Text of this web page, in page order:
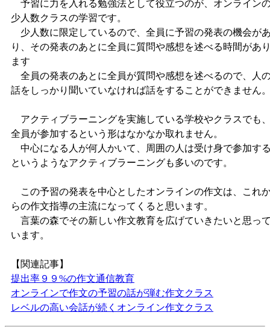
予習に力を入れる勉強法として役立つのが、オンライン
少人数クラスの学習です。
少人数に限定しているので、全員に予習の発表の機会が
り、その発表のあとに全員に質問や感想を述べる時間があ
ます
全員の発表のあとに全員が質問や感想を述べるので、人
話をしっかり聞いていなければ話をすることができません
アクティブラーニングを実施している学校やクラスでも
全員が参加するという形はなかなか取れません。
中心になる人が何人かいて、周囲の人は受け身で参加す
というようなアクティブラーニングも多いのです。
この予習の発表を中心としたオンラインの作文は、これ
らの作文指導の主流になってくると思います。
言葉の森でその新しい作文教育を広げていきたいと思っ
います。
【関連記事】
提出率９９%の作文通信教育
オンラインで作文の予習の話が弾む作文クラス
レベルの高い会話が続くオンライン作文クラス